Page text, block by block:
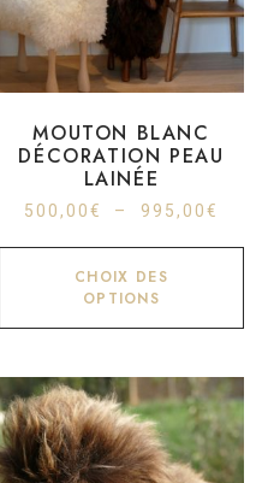
MOUTON BLANC
DÉCORATION PEAU
LAINÉE
500,00€ – 995,00€
CHOIX DES
OPTIONS